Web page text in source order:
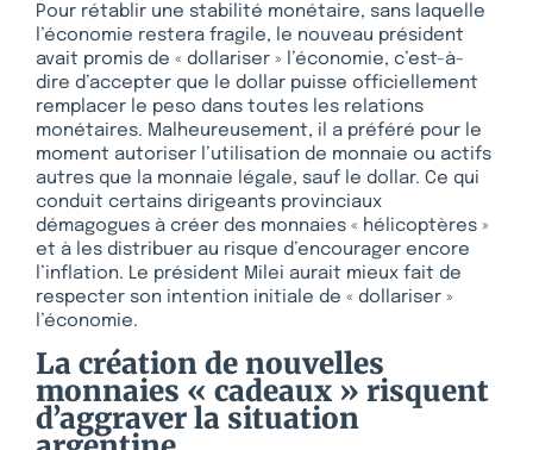
Pour rétablir une stabilité monétaire, sans laquelle
l’économie restera fragile, le nouveau président
avait promis de « dollariser » l’économie, c’est-à-
dire d’accepter que le dollar puisse officiellement
remplacer le peso dans toutes les relations
monétaires. Malheureusement, il a préféré pour le
moment autoriser l’utilisation de monnaie ou actifs
autres que la monnaie légale, sauf le dollar. Ce qui
conduit certains dirigeants provinciaux
démagogues à créer des monnaies « hélicoptères »
et à les distribuer au risque d’encourager encore
l’inflation. Le président Milei aurait mieux fait de
respecter son intention initiale de « dollariser »
l’économie.
La création de nouvelles
monnaies « cadeaux » risquent
d’aggraver la situation